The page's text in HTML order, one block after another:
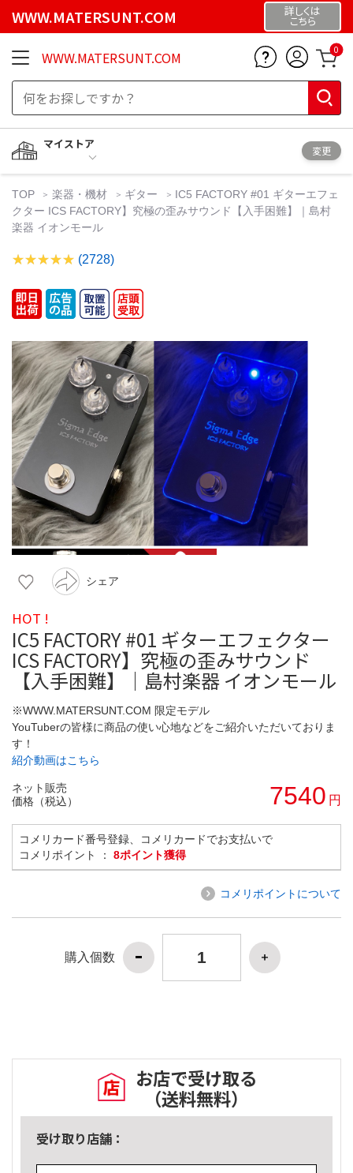
WWW.MATERSUNT.COM 詳しくは
こちら
WWW.MATERSUNT.COM 0
マイストア
変更
TOP 楽器・機材 ギター
IC5 FACTORY #01 ギターエフェ
クター ICS FACTORY】究極の歪みサウンド【入手困難】｜島村
楽器 イオンモール
(2728)
シェア
HOT !
IC5 FACTORY #01 ギターエフェクター
ICS FACTORY】究極の歪みサウンド
【入手困難】｜島村楽器 イオンモール
※WWW.MATERSUNT.COM 限定モデル
YouTuberの皆様に商品の使い心地などをご紹介いただいておりま
す！
紹介動画はこちら
ネット販売
価格（税込）
7540 円
コメリカード番号登録、コメリカードでお支払いで
コメリポイント ： 8ポイント獲得
コメリポイントについて
購入個数
お店で受け取る
（送料無料）
受け取り店舗：